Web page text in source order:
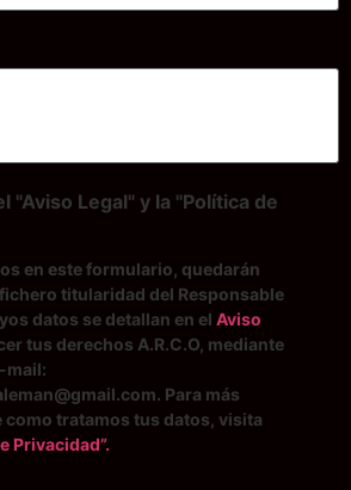
"Aviso Legal" y la "Política de
en este formulario, quedarán
titularidad del Responsable
datos se detallan en el Aviso
tus derechos A.R.C.O, mediante
mail:
Para más
tratamos tus datos, visita
Privacidad”.